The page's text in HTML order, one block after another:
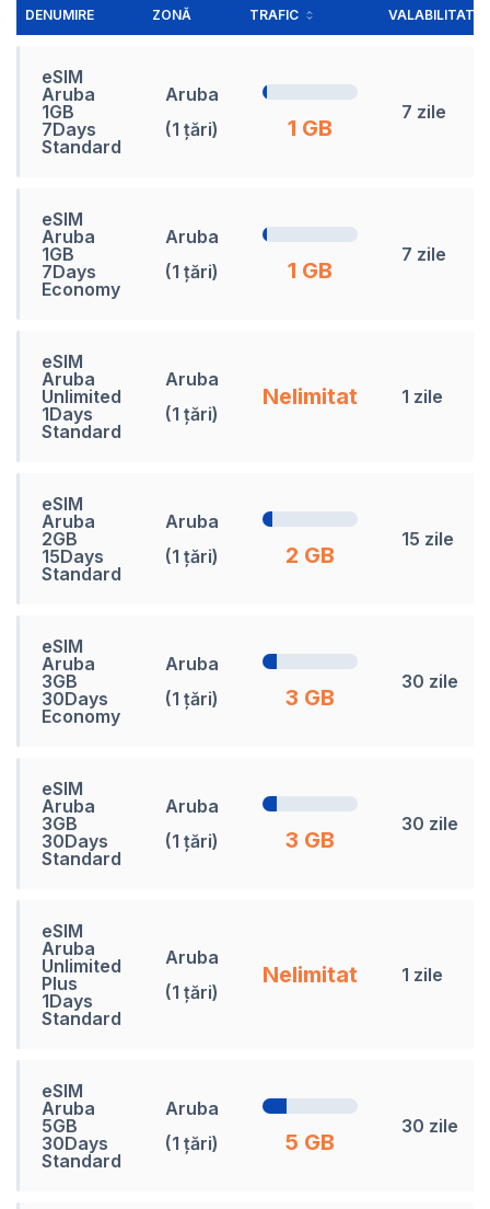
DENUMIRE ZONĂ TRAFIC VALABILITATE
eSIM
Aruba
1GB
7Days
Standard
Aruba
(1 țări)
1 GB
7 zile
eSIM
Aruba
1GB
7Days
Economy
Aruba
(1 țări)
1 GB
7 zile
eSIM
Aruba
Unlimited
1Days
Standard
Aruba
(1 țări)
Nelimitat 1 zile
eSIM
Aruba
2GB
15Days
Standard
Aruba
(1 țări)
2 GB
15 zile
eSIM
Aruba
3GB
30Days
Economy
Aruba
(1 țări)
3 GB
30 zile
eSIM
Aruba
3GB
30Days
Standard
Aruba
(1 țări)
3 GB
30 zile
eSIM
Aruba
Unlimited
Plus
1Days
Standard
Aruba
(1 țări)
Nelimitat 1 zile
eSIM
Aruba
5GB
30Days
Standard
Aruba
(1 țări)
5 GB
30 zile